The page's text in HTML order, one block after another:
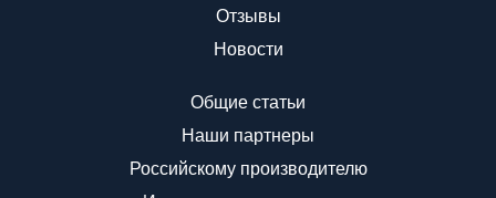
Отзывы
Новости
Общие статьи
Наши партнеры
Российскому производителю